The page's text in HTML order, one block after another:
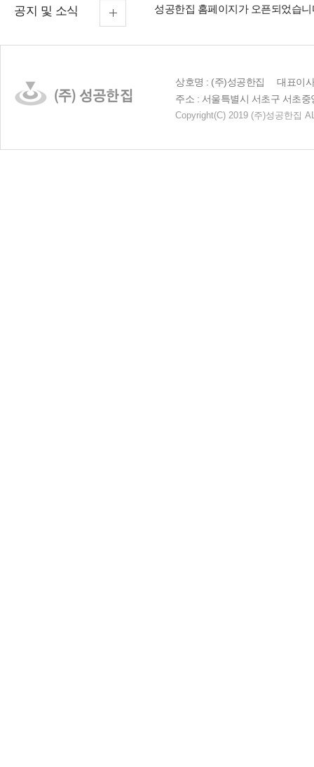
공지 및 소식 성공한집 홈페이지가 오픈되었습니
상호명 : (주)성공한집 대표이
주소 : 서울특별시 서초구 서초
Copyright(C) 2019 (주)성공한집